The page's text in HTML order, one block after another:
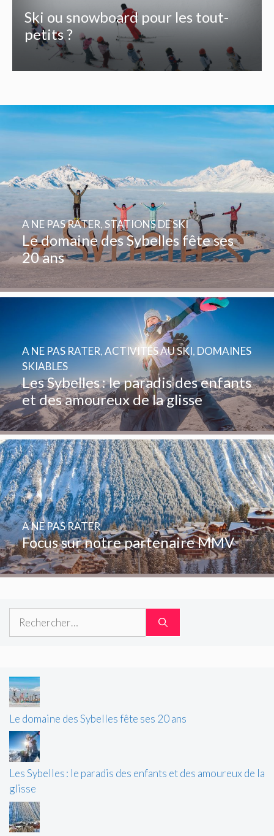
Ski ou snowboard pour les tout-
petits ?
Le domaine des Sybelles fête ses
20 ans
A NE PAS RATER,STATIONS DE SKI
Les Sybelles : le paradis des enfants
et des amoureux de la glisse
A NE PAS RATER,ACTIVITÉS AU SKI, DOMAINES
SKIABLES
Focus sur notre partenaire MMV
A NE PAS RATER
Le domaine des Sybelles fête ses 20 ans
Les Sybelles : le paradis des enfants et des amoureux de la
glisse